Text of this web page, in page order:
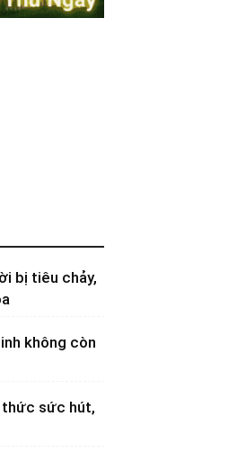
bị tiêu chảy,
không còn
thức sức hút,